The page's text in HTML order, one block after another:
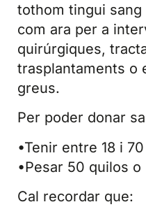
tothom tingui sang
com ara per a
quirúrgiques,
trasplantaments o
greus.
Per poder donar
•Tenir entre 18 i
•Pesar 50 quilos o
Cal recordar que: